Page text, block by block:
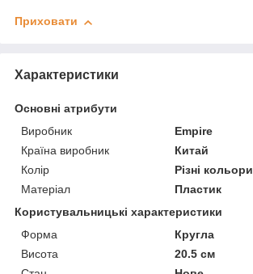
Приховати
Характеристики
Основні атрибути
Виробник
Empire
Країна виробник
Китай
Колір
Різні кольори
Матеріал
Пластик
Користувальницькі характеристики
Форма
Кругла
Висота
20.5 см